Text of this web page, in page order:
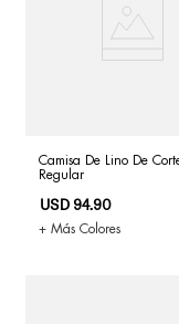
Camisa De Lino De
Regular
USD 94.90
+ Más Colores